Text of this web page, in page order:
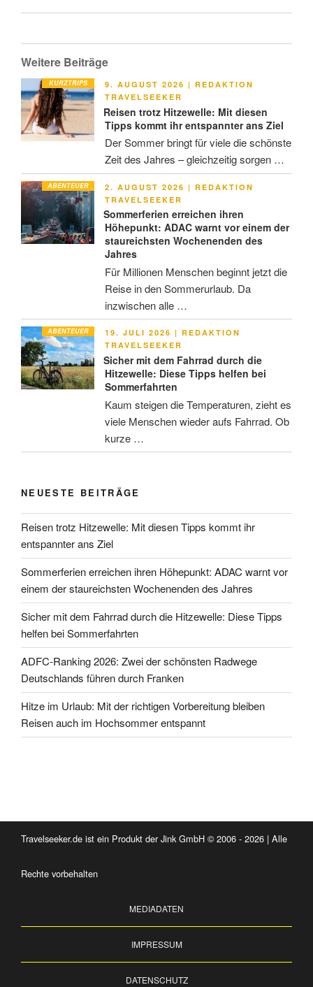
Weitere Beiträge
KURZTRIPS
VERÖFFENTLICHT
AM
9. AUGUST 2026 | REDAKTION
TRAVELSEEKER
Reisen trotz Hitzewelle: Mit diesen
Tipps kommt ihr entspannter ans Ziel
Der Sommer bringt für viele die schönste
Zeit des Jahres – gleichzeitig sorgen …
ABENTEUER
VERÖFFENTLICHT
AM
2. AUGUST 2026 | REDAKTION
TRAVELSEEKER
Sommerferien erreichen ihren
Höhepunkt: ADAC warnt vor einem der
staureichsten Wochenenden des
Jahres
Für Millionen Menschen beginnt jetzt die
Reise in den Sommerurlaub. Da
inzwischen alle …
ABENTEUER
VERÖFFENTLICHT
AM
19. JULI 2026 | REDAKTION
TRAVELSEEKER
Sicher mit dem Fahrrad durch die
Hitzewelle: Diese Tipps helfen bei
Sommerfahrten
Kaum steigen die Temperaturen, zieht es
viele Menschen wieder aufs Fahrrad. Ob
kurze …
NEUESTE BEITRÄGE
Reisen trotz Hitzewelle: Mit diesen Tipps kommt ihr
entspannter ans Ziel
Sommerferien erreichen ihren Höhepunkt: ADAC warnt vor
einem der staureichsten Wochenenden des Jahres
Sicher mit dem Fahrrad durch die Hitzewelle: Diese Tipps
helfen bei Sommerfahrten
ADFC-Ranking 2026: Zwei der schönsten Radwege
Deutschlands führen durch Franken
Hitze im Urlaub: Mit der richtigen Vorbereitung bleiben
Reisen auch im Hochsommer entspannt
Travelseeker.de ist ein Produkt der Jink GmbH © 2006 - 2026 | Alle
Rechte vorbehalten
MEDIADATEN
IMPRESSUM
DATENSCHUTZ